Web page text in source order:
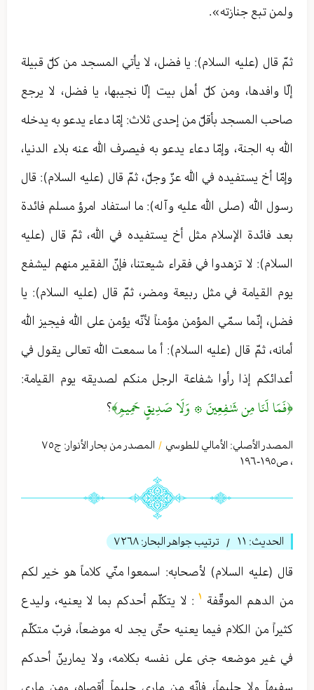
ولمن تبع جنازته».
ثمّ قال (عليه السلام): يا فضل، لا يأتي المسجد من كلّ قبيلة
إلّا وافدها، ومن كلّ أهل بيت إلّا نجيبها، يا فضل، لا يرجع
صاحب المسجد بأقلّ من إحدى ثلاث: إمّا دعاء يدعو به يدخله
الله به الجنة، وإمّا دعاء يدعو به فيصرف الله عنه بلاء الدنيا،
وإمّا أخ يستفيده في الله عزّ وجلّ، ثمّ قال (عليه السلام): قال
رسول الله (صلى الله عليه وآله): ما استفاد امرؤ مسلم فائدة
بعد فائدة الإسلام مثل أخ يستفيده في الله، ثمّ قال (عليه
السلام): لا تزهدوا في فقراء شيعتنا، فإنّ الفقير منهم ليشفع
يوم القيامة في مثل ربيعة ومضر، ثمّ قال (عليه السلام): يا
فضل، إنّما سمّي المؤمن مؤمناً لأنّه يؤمن على الله فيجيز الله
أمانه، ثمّ قال (عليه السلام): أ ما سمعت الله تعالى يقول في
أعدائكم إذا رأوا شفاعة الرجل منكم لصديقه يوم القيامة:
﴿فَمَا لَنَا مِن شَٰفِعِينَ ۞ وَلَا صَدِيقٍ حَمِيمٖ﴾؟
المصدر الأصلي: الأمالي للطوسي / المصدر من بحار الأنوار: ج٧٥
، ص١٩٥-١٩٦
الحديث: ١١ / ترتيب جواهر البحار: ٧٢٦٨
قال (عليه السلام) لأصحابه: اسمعوا منّي كلاماً هو خير لكم
من الدهم الموقّفة
: لا يتكلّم أحدكم بما لا يعنيه، وليدع
كثيراً من الكلام فيما يعنيه حتّى يجد له موضعاً، فربّ متكلّم
في غير موضعه جنى على نفسه بكلامه، ولا يمارينّ أحدكم
سفيهاً ولا حليماً، فإنّه من مارى حليماً أقصاه، ومن مارى